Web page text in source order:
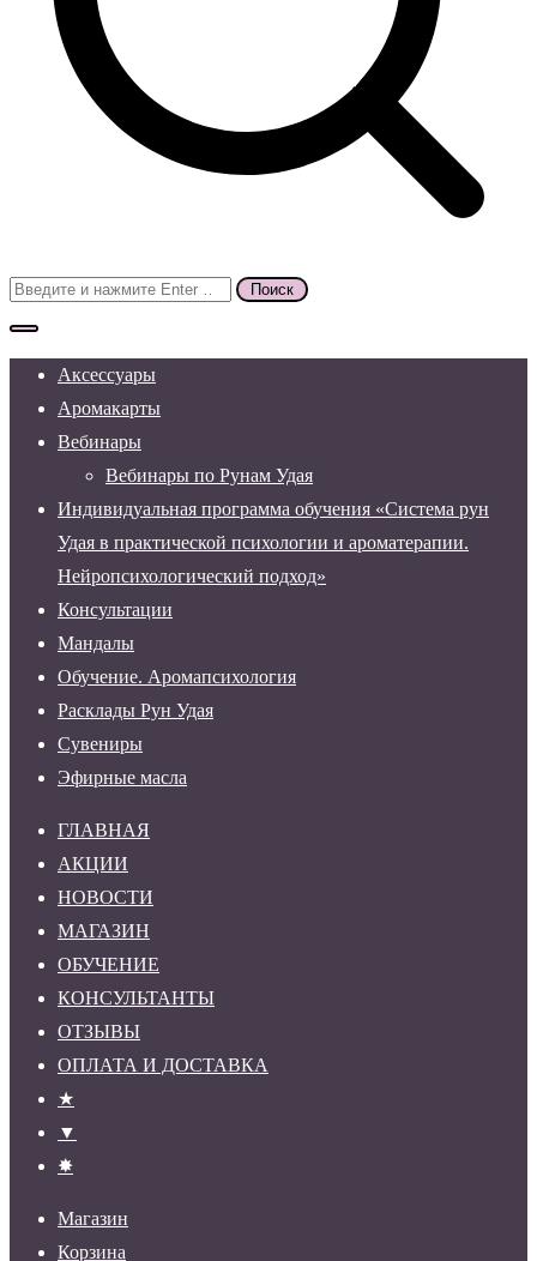
Поиск
для:
Аксессуары
Аромакарты
Вебинары
Вебинары по Рунам Удая
Индивидуальная программа обучения «Система рун
Удая в практической психологии и ароматерапии.
Нейропсихологический подход»
Консультации
Мандалы
Обучение. Аромапсихология
Расклады Рун Удая
Сувениры
Эфирные масла
ГЛАВНАЯ
АКЦИИ
НОВОСТИ
МАГАЗИН
ОБУЧЕНИЕ
КОНСУЛЬТАНТЫ
ОТЗЫВЫ
ОПЛАТА И ДОСТАВКА
★
▼
✸
Магазин
Корзина